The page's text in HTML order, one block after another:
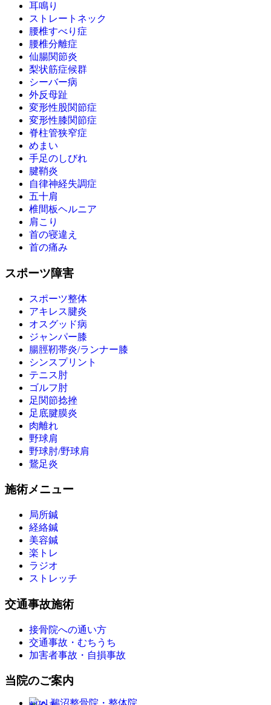
耳鳴り
ストレートネック
腰椎すべり症
腰椎分離症
仙腸関節炎
梨状筋症候群
シーバー病
外反母趾
変形性股関節症
変形性膝関節症
脊柱管狭窄症
めまい
手足のしびれ
腱鞘炎
自律神経失調症
五十肩
椎間板ヘルニア
肩こり
首の寝違え
首の痛み
スポーツ障害
スポーツ整体
アキレス腱炎
オスグッド病
ジャンパー膝
腸脛靭帯炎/ランナー膝
シンスプリント
テニス肘
ゴルフ肘
足関節捻挫
足底腱膜炎
肉離れ
野球肩
野球肘/野球肩
鵞足炎
施術メニュー
局所鍼
経絡鍼
美容鍼
楽トレ
ラジオ
ストレッチ
交通事故施術
接骨院への通い方
交通事故・むちうち
加害者事故・自損事故
当院のご案内